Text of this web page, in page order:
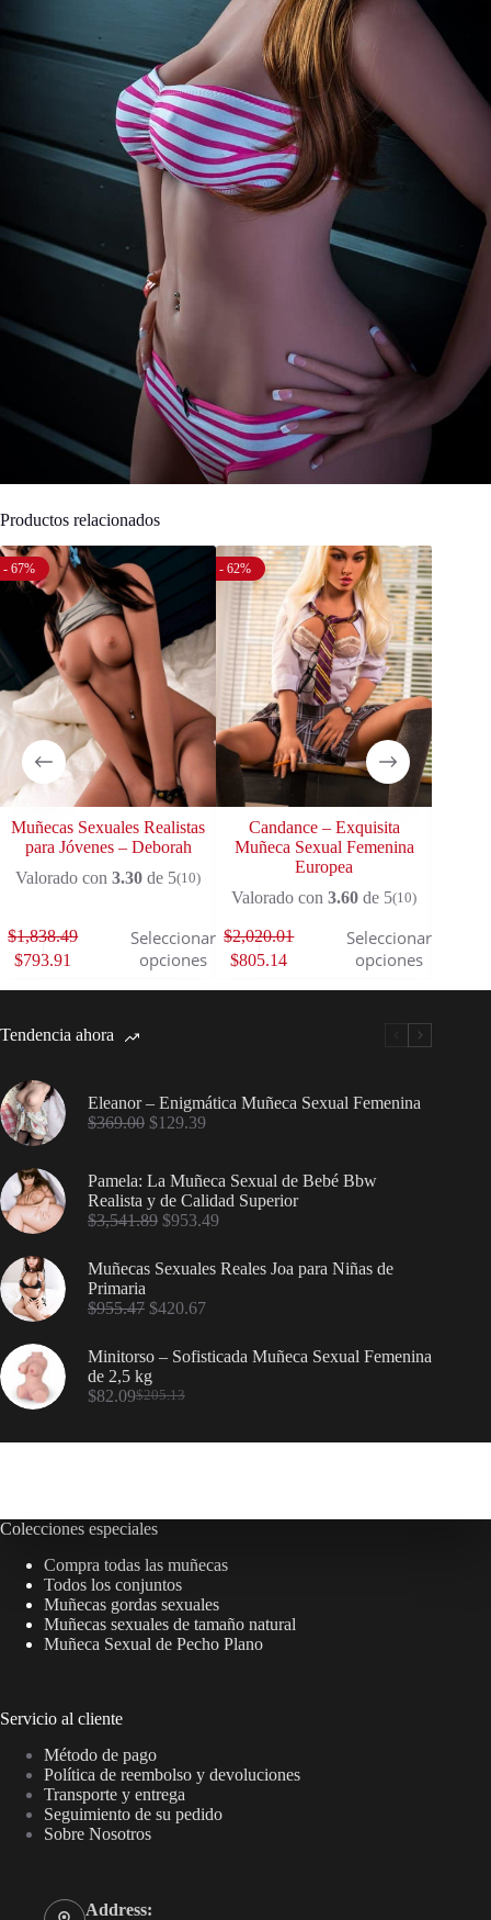
Productos relacionados
- 67%
Muñecas Sexuales Realistas
para Jóvenes – Deborah
Valorado con3.30 de 5(10)
$1,838.49
$793.91
Seleccionar
opciones
- 62%
Candance – Exquisita
Muñeca Sexual Femenina
Europea
Valorado con3.60 de 5(10)
$2,020.01
$805.14
Seleccionar
opciones
Tendencia ahora
Eleanor – Enigmática Muñeca Sexual Femenina
$369.00 $129.39
Pamela: La Muñeca Sexual de Bebé Bbw
Realista y de Calidad Superior
$3,541.89 $953.49
Muñecas Sexuales Reales Joa para Niñas de
Primaria
$955.47 $420.67
Minitorso – Sofisticada Muñeca Sexual Femenina
de 2,5 kg
$205.13
$82.09
Colecciones especiales
Compra todas las muñecas
Todos los conjuntos
Muñecas gordas sexuales
Muñecas sexuales de tamaño natural
Muñeca Sexual de Pecho Plano
Servicio al cliente
Método de pago
Política de reembolso y devoluciones
Transporte y entrega
Seguimiento de su pedido
Sobre Nosotros
Address: